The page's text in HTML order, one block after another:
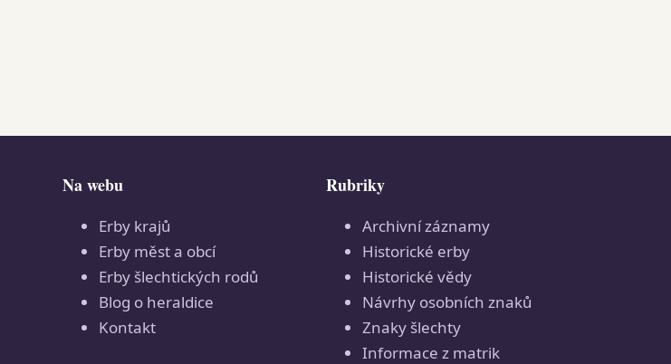
Na webu
Erby krajů
Erby měst a obcí
Erby šlechtických rodů
Blog o heraldice
Kontakt
Rubriky
Archivní záznamy
Historické erby
Historické vědy
Návrhy osobních znaků
Znaky šlechty
Informace z matrik